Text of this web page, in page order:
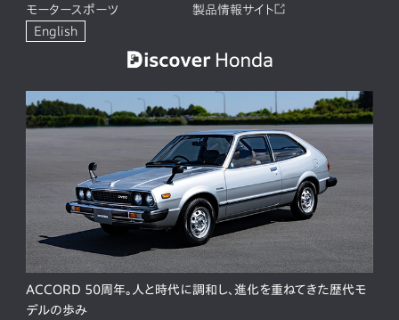
モータースポーツ
製品情報サイト
English
ACCORD 50周年。人と時代に調和し、進化を重ねてきた歴代モ
デルの歩み